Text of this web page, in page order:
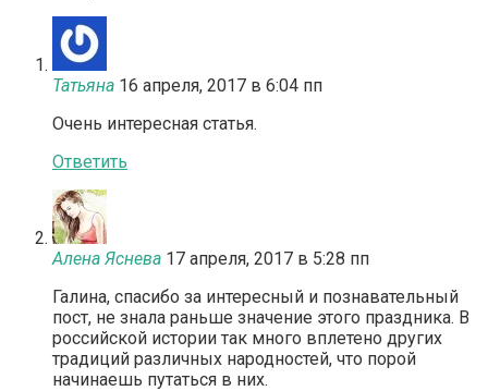
Татьяна 16 апреля, 2017 в 6:04 пп
Очень интересная статья.
Ответить
Алена Яснева 17 апреля, 2017 в 5:28 пп
Галина, спасибо за интересный и познавательный
пост, не знала раньше значение этого праздника. В
российской истории так много вплетено других
традиций различных народностей, что порой
начинаешь путаться в них.